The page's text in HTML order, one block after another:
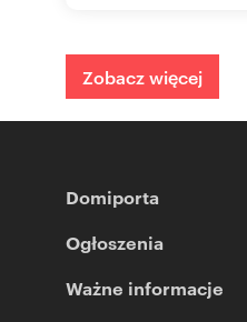
Zobacz więcej
Domiporta
Ogłoszenia
Ważne informacje